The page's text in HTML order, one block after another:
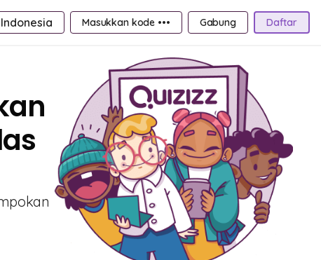
Masukkan kode ••• Gabung Daftar